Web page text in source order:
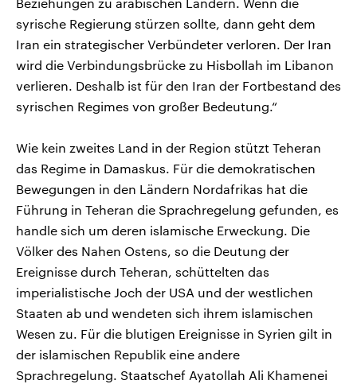
syrische Regierung stürzen sollte, dann geht dem
Iran ein strategischer Verbündeter verloren. Der Iran
wird die Verbindungsbrücke zu Hisbollah im Libanon
verlieren. Deshalb ist für den Iran der Fortbestand des
syrischen Regimes von großer Bedeutung.“
Wie kein zweites Land in der Region stützt Teheran
das Regime in Damaskus. Für die demokratischen
Bewegungen in den Ländern Nordafrikas hat die
Führung in Teheran die Sprachregelung gefunden, es
handle sich um deren islamische Erweckung. Die
Völker des Nahen Ostens, so die Deutung der
Ereignisse durch Teheran, schüttelten das
imperialistische Joch der USA und der westlichen
Staaten ab und wendeten sich ihrem islamischen
Wesen zu. Für die blutigen Ereignisse in Syrien gilt in
der islamischen Republik eine andere
Sprachregelung. Staatschef Ayatollah Ali Khamenei